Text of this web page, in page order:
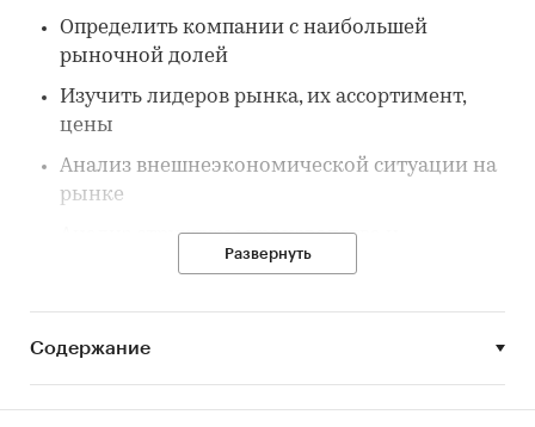
Определить компании с наибольшей
рыночной долей
Изучить лидеров рынка, их ассортимент,
цены
Анализ внешнеэкономической ситуации на
рынке
Анализ структуры производства и
потребления исследуемой продукции
Развернуть
Содержание